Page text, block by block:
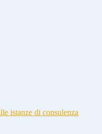
istanze di consulenza